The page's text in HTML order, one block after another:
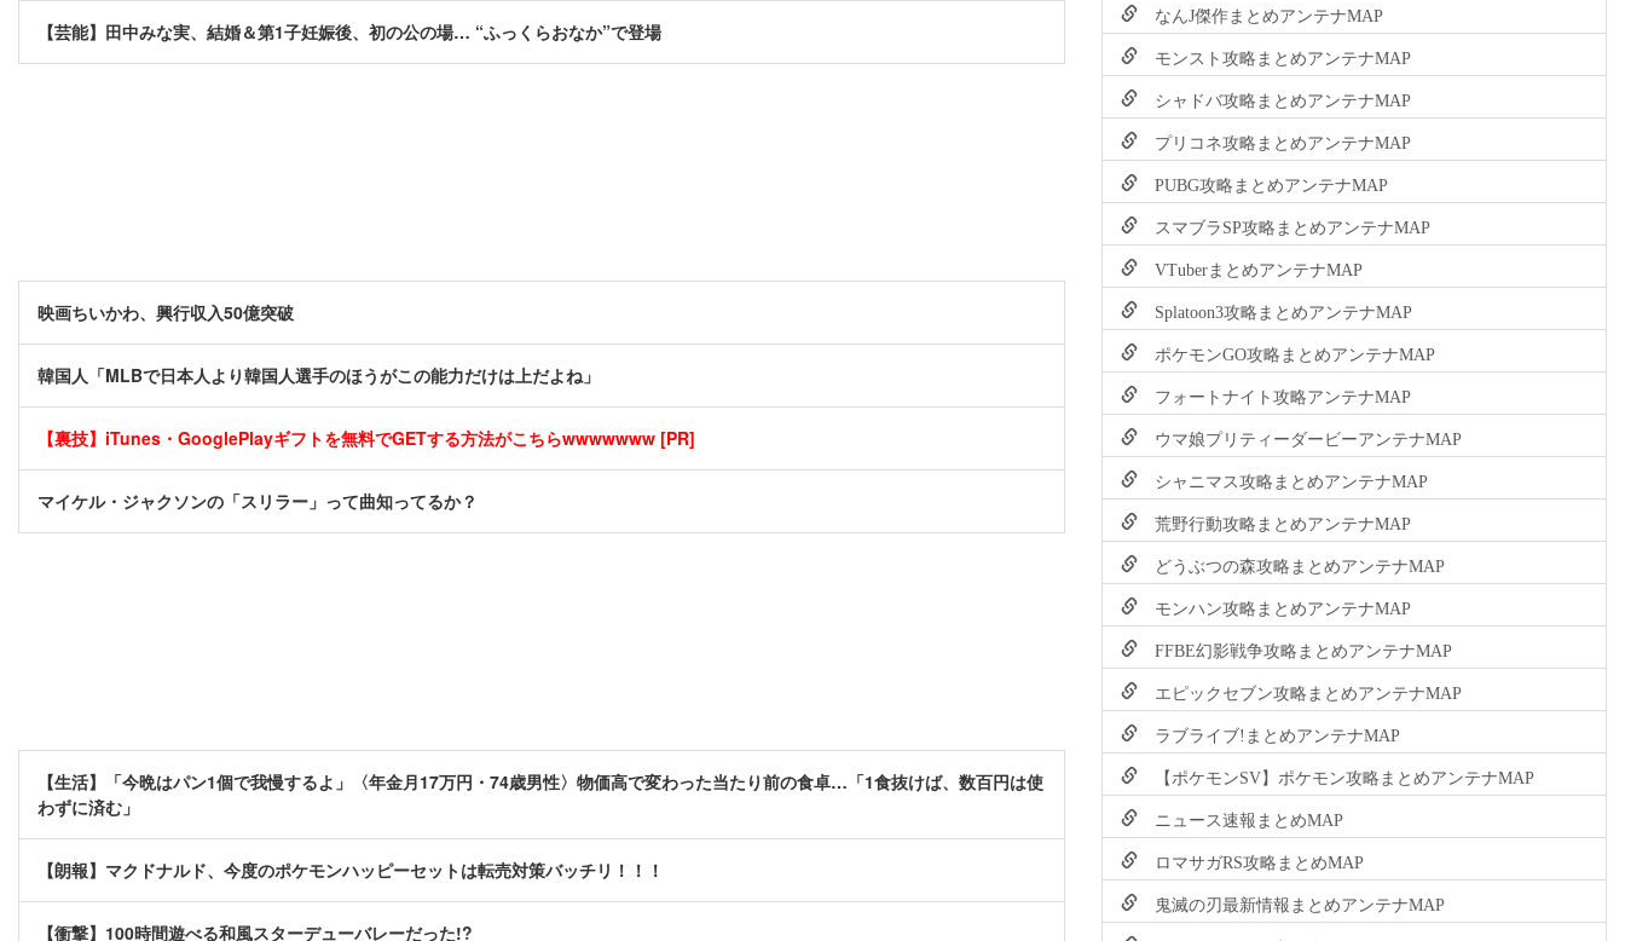
【芸能】田中みな実、結婚＆第1子妊娠後、初の公の場… “ふっくらおなか”で登場
映画ちいかわ、興行収入50億突破
韓国人「MLBで日本人より韓国人選手のほうがこの能力だけは上だよね」
【裏技】iTunes・GooglePlayギフトを無料でGETする方法がこちらwwwwwww [PR]
マイケル・ジャクソンの「スリラー」って曲知ってるか？
【生活】「今晩はパン1個で我慢するよ」〈年金月17万円・74歳男性〉物価高で変わった当たり前の食卓…「1食抜けば、数百円は使
わずに済む」
【朗報】マクドナルド、今度のポケモンハッピーセットは転売対策バッチリ！！！
【衝撃】100時間遊べる和風スターデューバレーだった!?
なんJ傑作まとめアンテナMAP
モンスト攻略まとめアンテナMAP
シャドバ攻略まとめアンテナMAP
プリコネ攻略まとめアンテナMAP
PUBG攻略まとめアンテナMAP
スマブラSP攻略まとめアンテナMAP
VTuberまとめアンテナMAP
Splatoon3攻略まとめアンテナMAP
ポケモンGO攻略まとめアンテナMAP
フォートナイト攻略アンテナMAP
ウマ娘プリティーダービーアンテナMAP
シャニマス攻略まとめアンテナMAP
荒野行動攻略まとめアンテナMAP
どうぶつの森攻略まとめアンテナMAP
モンハン攻略まとめアンテナMAP
FFBE幻影戦争攻略まとめアンテナMAP
エピックセブン攻略まとめアンテナMAP
ラブライブ!まとめアンテナMAP
【ポケモンSV】ポケモン攻略まとめアンテナMAP
ニュース速報まとめMAP
ロマサガRS攻略まとめMAP
鬼滅の刃最新情報まとめアンテナMAP